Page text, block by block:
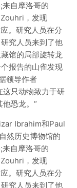
自摩洛哥的
，发现
。研究人员在分
究人员来到了他
馆的局部旋转龙
报告的山雀发现
领导作者
只动物致力于研
恐龙。“
Ibrahim和Paul
然历史博物馆的
自摩洛哥的
，发现
。研究人员在分
究人员来到了他